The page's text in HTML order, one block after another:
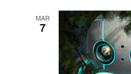
MAR
7